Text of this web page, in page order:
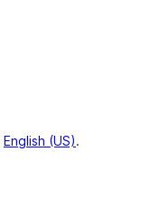
English (US).